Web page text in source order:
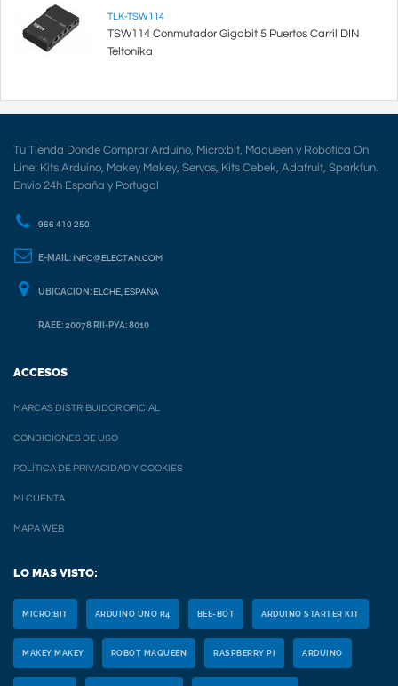
TLK-TSW114
TSW114 Conmutador Gigabit 5 Puertos Carril DIN
Teltonika
Tu Tienda Donde Comprar Arduino, Micro:bit, Maqueen y Robotica On
Line: Kits Arduino, Makey Makey, Servos, Kits Cebek, Adafruit, Sparkfun.
Envio 24h España y Portugal
966 410 250
E-MAIL: INFO@ELECTAN.COM
UBICACION: ELCHE, ESPAÑA
RAEE: 20078 RII-PYA: 8010
ACCESOS
MARCAS DISTRIBUIDOR OFICIAL
CONDICIONES DE USO
POLÍTICA DE PRIVACIDAD Y COOKIES
MI CUENTA
MAPA WEB
LO MAS VISTO:
MICRO:BIT ARDUINO UNO R4 BEE-BOT ARDUINO STARTER KIT
MAKEY MAKEY ROBOT MAQUEEN RASPBERRY PI ARDUINO